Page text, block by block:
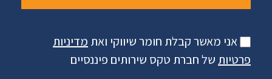
אני מאשר קבלת חומר שיווקי ואת מדיניות
פרטיות של חברת טקס שירותים פיננסיים